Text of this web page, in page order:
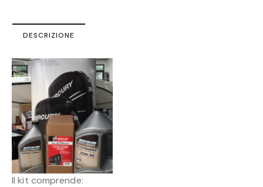
DESCRIZIONE
Il kit comprende: